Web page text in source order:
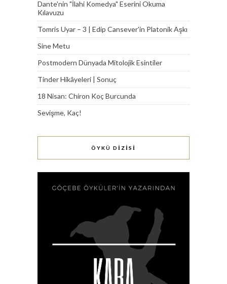
Dante'nin "İlahi Komedya" Eserini Okuma
Kılavuzu
Tomris Uyar – 3 | Edip Cansever'in Platonik Aşkı
Sine Metu
Postmodern Dünyada Mitolojik Esintiler
Tinder Hikâyeleri | Sonuç
18 Nisan: Chiron Koç Burcunda
Sevişme, Kaç!
ÖYKÜ DİZİSİ